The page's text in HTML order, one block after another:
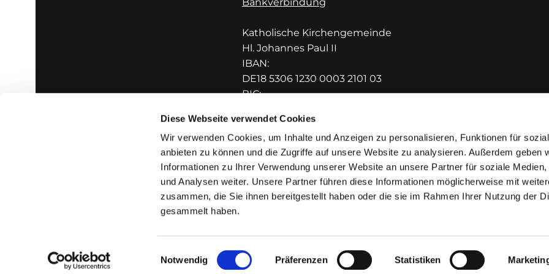
Diese Webseite verwendet Cookies
Wir verwenden Cookies, um Inhalte und Anzeigen zu personalisieren, Funktionen für
anbieten zu können und die Zugriffe auf unsere Website zu analysieren. Außerdem geben
Informationen zu Ihrer Verwendung unserer Website an unsere Partner für soziale Medien,
und Analysen weiter. Unsere Partner führen diese Informationen möglicherweise mit
zusammen, die Sie ihnen bereitgestellt haben oder die sie im Rahmen Ihrer Nutzung der
gesammelt haben.
Einwilligungsauswahl
Notwendig Präferenzen Statistiken
Katholische Kirchengemeinde
Hl. Johannes Paul II
IBAN:
DE18 5306 1230 0003 2101 03
BIC:
Impressum Datenschutzerklärung ChurchDesk-